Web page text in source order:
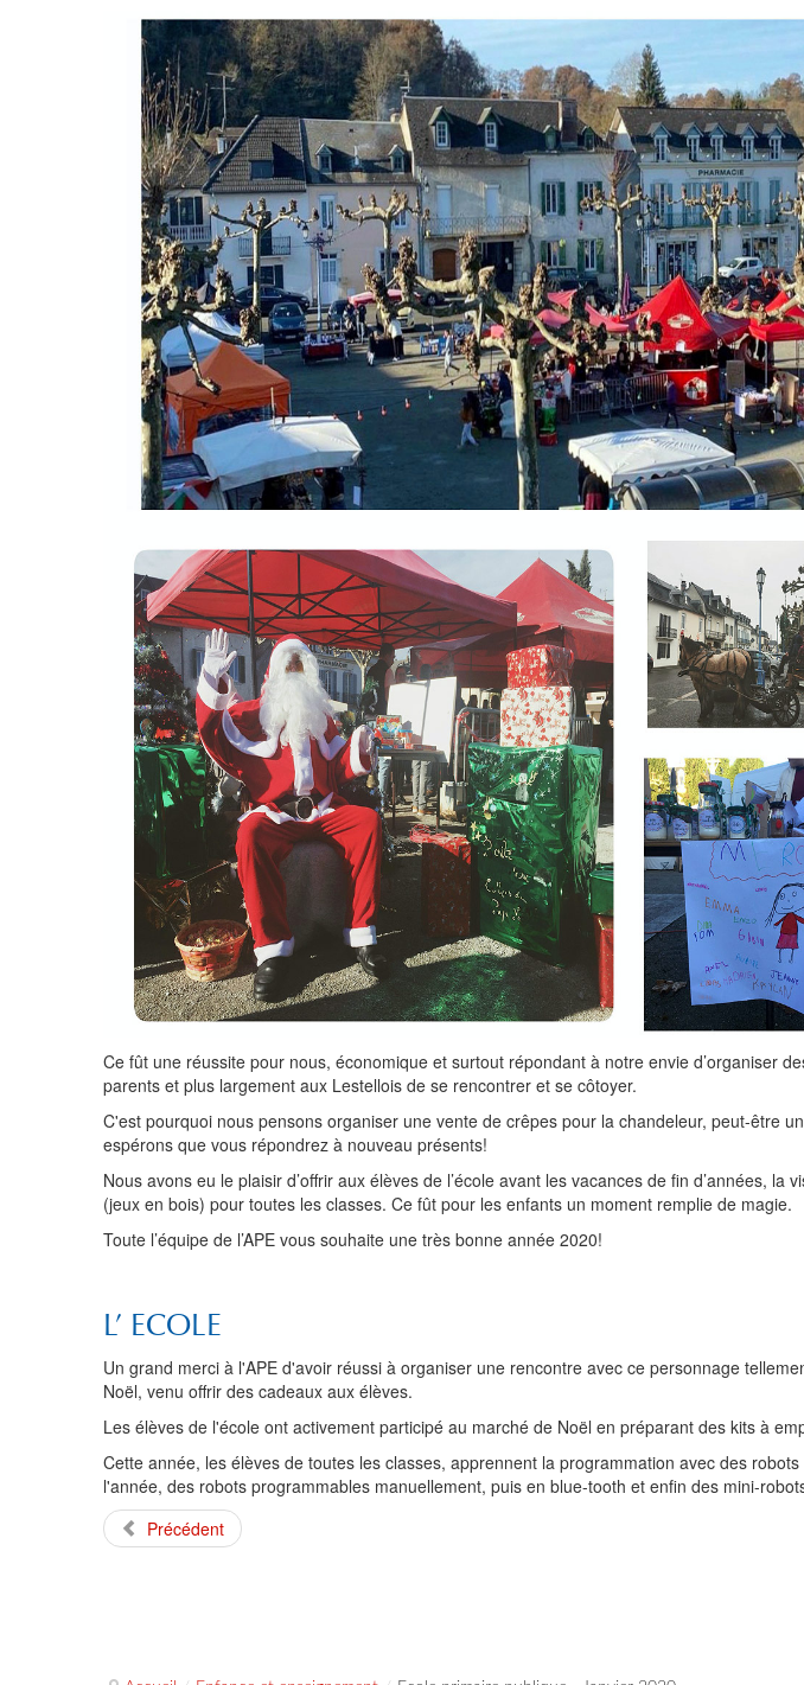
Ce fût une réussite pour nous, économique et surtout répondant à notre envie d’organiser
parents et plus largement aux Lestellois de se rencontrer et se côtoyer.
C'est pourquoi nous pensons organiser une vente de crêpes pour la chandeleur, peut-être
espérons que vous répondrez à nouveau présents!
Nous avons eu le plaisir d’offrir aux élèves de l’école avant les vacances de fin d’années, la
(jeux en bois) pour toutes les classes. Ce fût pour les enfants un moment remplie de magie.
Toute l’équipe de l’APE vous souhaite une très bonne année 2020!
L’ ECOLE
Un grand merci à l'APE d'avoir réussi à organiser une rencontre avec ce personnage
Noël, venu offrir des cadeaux aux élèves.
Les élèves de l'école ont activement participé au marché de Noël en préparant des kits à
Cette année, les élèves de toutes les classes, apprennent la programmation avec des robots
l'année, des robots programmables manuellement, puis en blue-tooth et enfin des mini-
Précédent